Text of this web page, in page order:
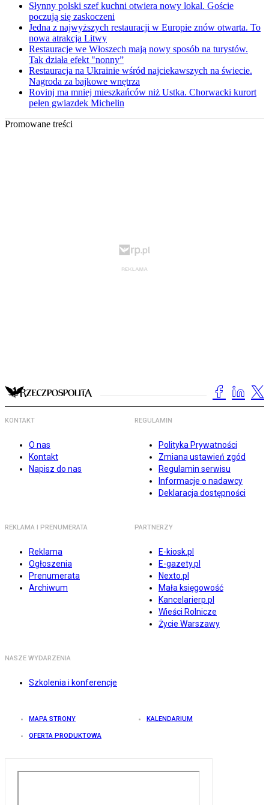
Słynny polski szef kuchni otwiera nowy lokal. Goście
poczują się zaskoczeni
Jedna z najwyższych restauracji w Europie znów otwarta. To
nowa atrakcja Litwy
Restauracje we Włoszech mają nowy sposób na turystów.
Tak działa efekt "nonny”
Restauracja na Ukrainie wśród najciekawszych na świecie.
Nagroda za bajkowe wnętrza
Rovinj ma mniej mieszkańców niż Ustka. Chorwacki kurort
pełen gwiazdek Michelin
Promowane treści
KONTAKT
O nas
Kontakt
Napisz do nas
REGULAMIN
Polityka Prywatności
Zmiana ustawień zgód
Regulamin serwisu
Informacje o nadawcy
Deklaracja dostępności
REKLAMA I PRENUMERATA
Reklama
Ogłoszenia
Prenumerata
Archiwum
PARTNERZY
E-kiosk.pl
E-gazety.pl
Nexto.pl
Mała księgowość
Kancelarierp.pl
Wieści Rolnicze
Życie Warszawy
NASZE WYDARZENIA
Szkolenia i konferencje
MAPA STRONY KALENDARIUM
OFERTA PRODUKTOWA